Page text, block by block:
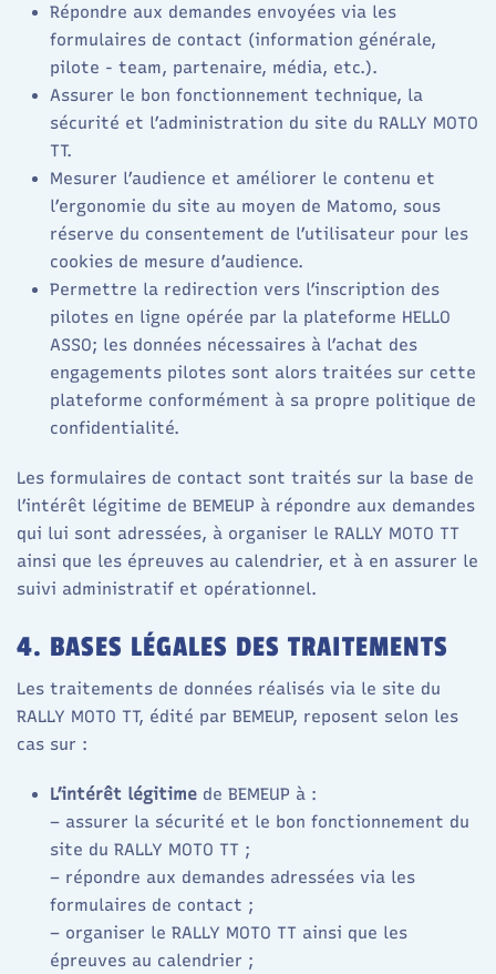
Répondre aux demandes envoyées via les
formulaires de contact (information générale,
pilote - team, partenaire, média, etc.).​
Assurer le bon fonctionnement technique, la
sécurité et l’administration du site du RALLY MOTO
TT. ​
Mesurer l’audience et améliorer le contenu et
l’ergonomie du site au moyen de Matomo, sous
réserve du consentement de l’utilisateur pour les
cookies de mesure d’audience.​
Permettre la redirection vers l’inscription des
pilotes en ligne opérée par la plateforme HELLO
ASSO; les données nécessaires à l’achat des
engagements pilotes sont alors traitées sur cette
plateforme conformément à sa propre politique de
confidentialité.​
Les formulaires de contact sont traités sur la base de
l’intérêt légitime de BEMEUP à répondre aux demandes
qui lui sont adressées, à organiser le RALLY MOTO TT
ainsi que les épreuves au calendrier, et à en assurer le
suivi administratif et opérationnel.
4. BASES LÉGALES DES TRAITEMENTS
Les traitements de données réalisés via le site du
RALLY MOTO TT, édité par BEMEUP, reposent selon les
cas sur :
L’intérêt légitime de BEMEUP à :
– assurer la sécurité et le bon fonctionnement du
site du RALLY MOTO TT ;
– répondre aux demandes adressées via les
formulaires de contact ;
– organiser le RALLY MOTO TT ainsi que les
épreuves au calendrier ;